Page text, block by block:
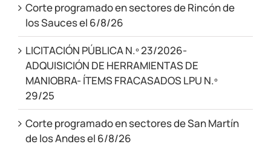
Corte programado en sectores de Rincón de
los Sauces el 6/8/26
LICITACIÓN PÚBLICA N.º 23/2026-
ADQUISICIÓN DE HERRAMIENTAS DE
MANIOBRA- ÍTEMS FRACASADOS LPU N.º
29/25
Corte programado en sectores de San Martín
de los Andes el 6/8/26